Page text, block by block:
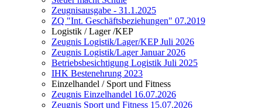
Zeugnisausgabe - 31.1.2025
ZQ "Int. Geschäftsbeziehungen" 07.2019
Logistik / Lager /KEP
Zeugnis Logistik/Lager/KEP Juli 2026
Zeugnis Logistik/Lager Januar 2026
Betriebsbesichtigung Logistik Juli 2025
IHK Bestenehrung 2023
Einzelhandel / Sport und Fitness
Zeugnis Einzelhandel 16.07.2026
Zeugnis Sport und Fitness 15.07.2026